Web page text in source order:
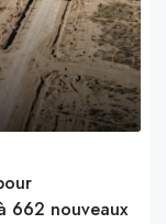
662 nouveaux